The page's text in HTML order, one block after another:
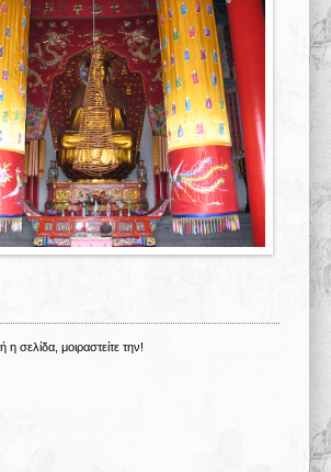
武
σελίδα, μοιραστείτε την!